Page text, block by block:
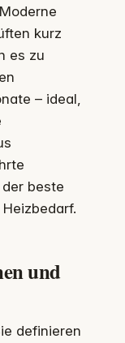
kurz
es zu
– ideal,
beste
und
definieren